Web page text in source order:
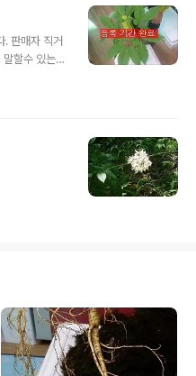
. 판매자 직거
말할수 있는
에 본 석삼
한국산원초
사진상의